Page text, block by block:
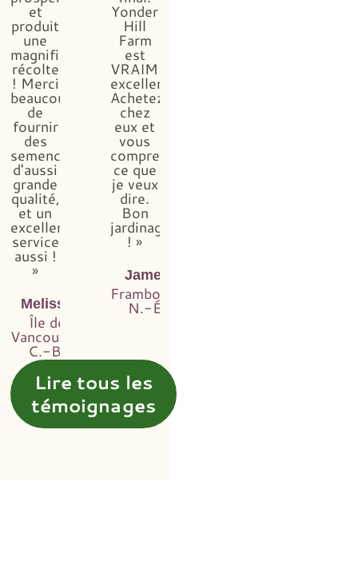
et
produit
une
magnifique
récolte
! Merci
beaucoup
de
fournir
des
semences
d'aussi
grande
qualité,
et un
excellent
service
aussi !
»
Melissa
Île de
Vancouver,
C.-B.
Yonder
Hill
Farm
est
VRAIMENT
excellent.
Achetez
chez
eux et
vous
comprendrez
ce que
je veux
dire.
Bon
jardinage
! »
James
Framboise,
N.-É.
Lire tous les
témoignages